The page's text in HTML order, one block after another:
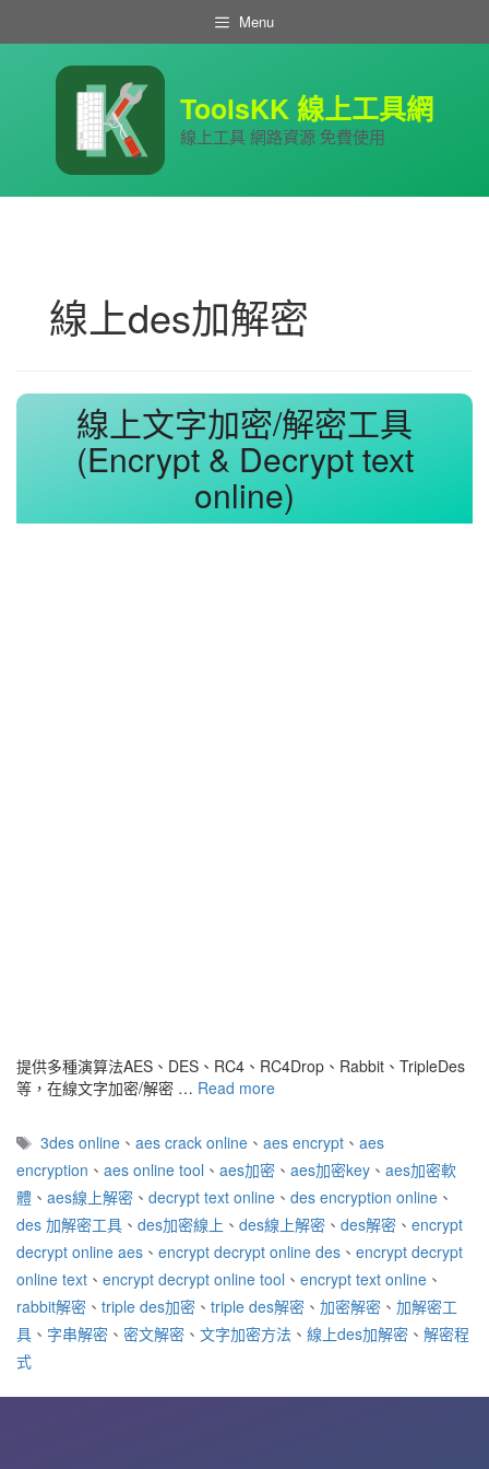
Menu
ToolsKK 線上工具網
線上工具 網路資源 免費使用
線上des加解密
線上文字加密/解密工具
(Encrypt & Decrypt text
online)
提供多種演算法AES、DES、RC4、RC4Drop、Rabbit、TripleDes
等，在線文字加密/解密 … Read more
標
籤
3des online 、aes crack online 、aes encrypt 、aes
encryption 、 aes online tool 、 aes加密 、 aes加密key 、 aes加密軟
體 、 aes線上解密 、 decrypt text online 、 des encryption online 、
des 加解密工具 、 des加密線上 、 des線上解密 、 des解密 、 encrypt
decrypt online aes 、 encrypt decrypt online des 、 encrypt decrypt
online text 、 encrypt decrypt online tool 、 encrypt text online 、
rabbit解密 、 triple des加密 、 triple des解密 、 加密解密 、 加解密工
具 、 字串解密 、 密文解密 、 文字加密方法 、 線上des加解密 、 解密程
式